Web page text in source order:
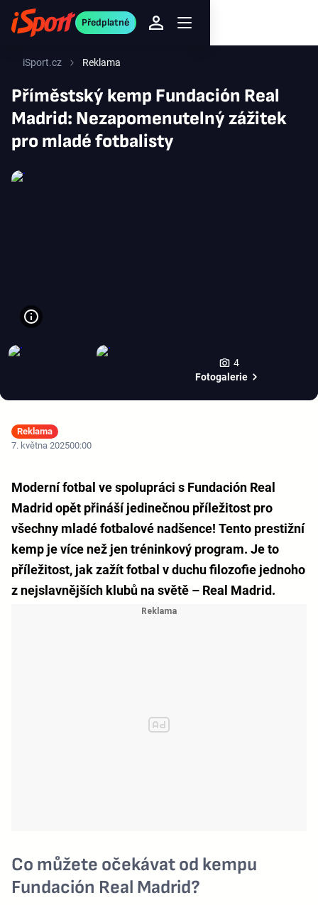
Předplatné
iSport.cz Reklama
Příměstský kemp Fundación Real
Madrid: Nezapomenutelný zážitek
pro mladé fotbalisty
4
Fotogalerie
Reklama
7. května 202500:00
Moderní fotbal ve spolupráci s Fundación Real
Madrid opět přináší jedinečnou příležitost pro
všechny mladé fotbalové nadšence! Tento prestižní
kemp je více než jen tréninkový program. Je to
příležitost, jak zažít fotbal v duchu filozofie jednoho
z nejslavnějších klubů na světě – Real Madrid.
Co můžete očekávat od kempu
Fundación Real Madrid?